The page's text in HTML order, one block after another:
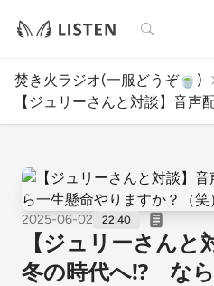
検索
焚き火ラジオ(一服どうぞ🍵)
【ジュリーさんと対談】音声
2025-06-02 22:40
【ジュリーさんと
冬の時代へ⁉︎ なら